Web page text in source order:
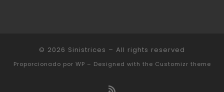
© 2026 Sinistrices – All rights reserved
Proporcionado por WP – Designed with the Customizr theme